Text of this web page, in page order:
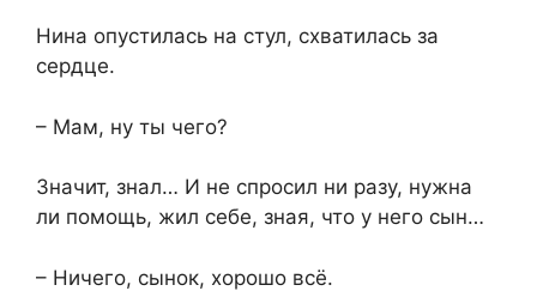
Нина опустилась на стул, схватилась за
сердце.
– Мам, ну ты чего?
Значит, знал… И не спросил ни разу, нужна
ли помощь, жил себе, зная, что у него сын…
– Ничего, сынок, хорошо всё.